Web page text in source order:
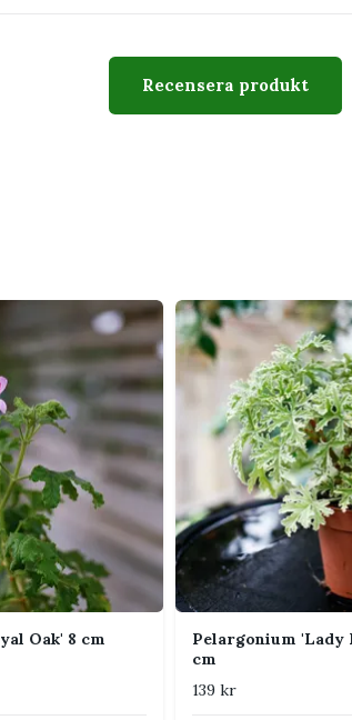
balkong eller uteplats där bladen
aromatiska blad och samlarvärde
näring under vår och sommar
Queen' utvecklar dekorativa, ofta
odlas främst för bladens arom, men
Mycket ljust, gärna med
nyinköpta plantor gradvis
Vattna när det översta
sommardagar behövs mer
betydligt torrare under
om jorden känns kompakt.
Normal till torrare rumsluft
Recensera produkt
Oak' 8 cm
Pelargonium 'Lady
cm
139 kr